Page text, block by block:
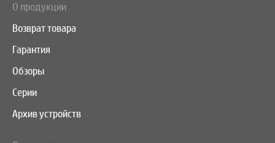
О продукции
Возврат товара
Гарантия
Обзоры
Серии
Архив устройств